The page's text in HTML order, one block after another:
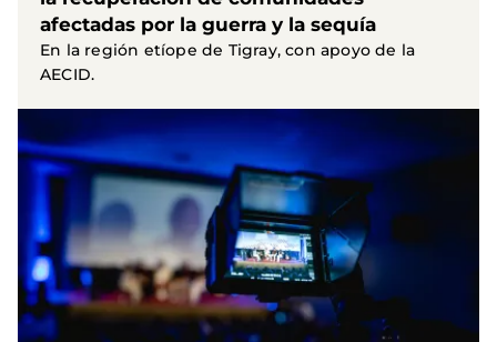
afectadas por la guerra y la sequía
En la región etíope de Tigray, con apoyo de la
AECID.